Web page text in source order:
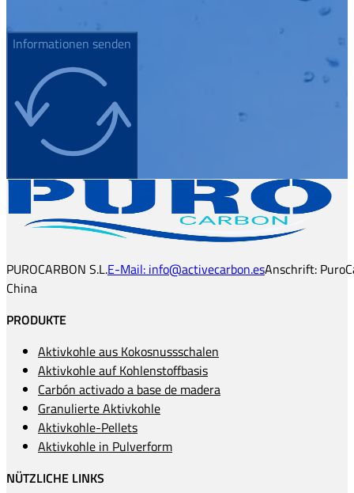
Informationen senden
PUROCARBON S.L.E-Mail: info@activecarbon.esAnschrift:
China
PRODUKTE
Aktivkohle aus Kokosnussschalen
Aktivkohle auf Kohlenstoffbasis
Carbón activado a base de madera
Granulierte Aktivkohle
Aktivkohle-Pellets
Aktivkohle in Pulverform
NÜTZLICHE LINKS